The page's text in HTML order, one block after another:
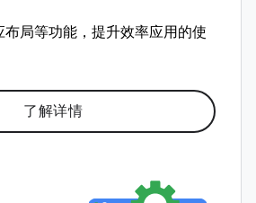
局等功能，提升效率应用的使
了解详情